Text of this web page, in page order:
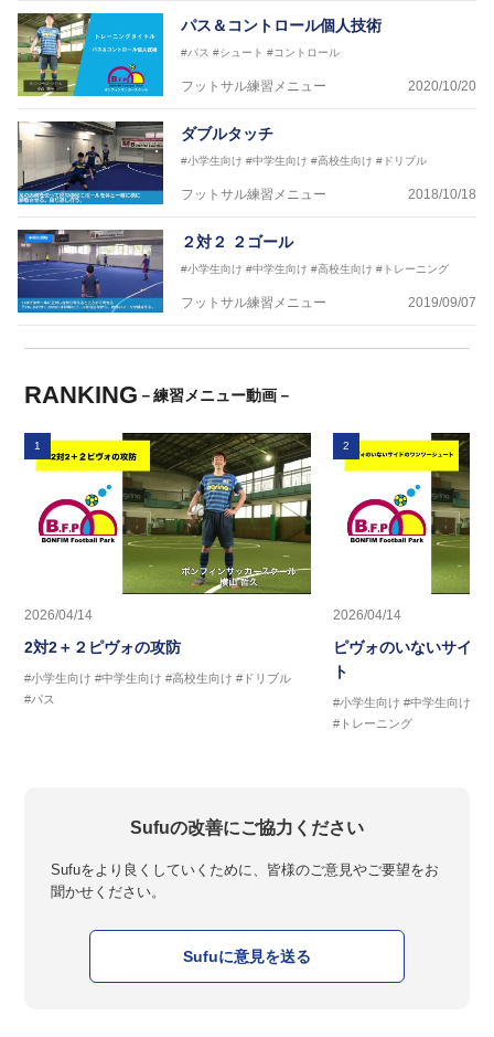
パス＆コントロール個人技術
#パス #シュート #コントロール
フットサル練習メニュー 2020/10/20
ダブルタッチ
#小学生向け #中学生向け #高校生向け #ドリブル
フットサル練習メニュー 2018/10/18
２対２ ２ゴール
#小学生向け #中学生向け #高校生向け #トレーニング
フットサル練習メニュー 2019/09/07
RANKING －練習メニュー動画－
1
2026/04/14
2対2＋２ピヴォの攻防
#小学生向け #中学生向け #高校生向け #ドリブル
#パス
2
2026/04/14
ピヴォのいないサイド
ト
#小学生向け #中学生向け
#トレーニング
Sufuの改善にご協力ください
Sufuをより良くしていくために、皆様のご意見やご要望をお
聞かせください。
Sufuに意見を送る